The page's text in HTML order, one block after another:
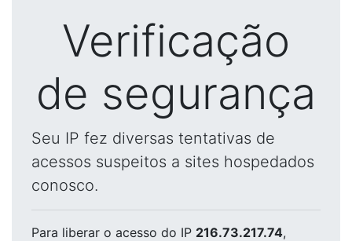
Verificação
de segurança
Seu IP fez diversas tentativas de
acessos suspeitos a sites hospedados
conosco.
Para liberar o acesso do IP 216.73.217.74,